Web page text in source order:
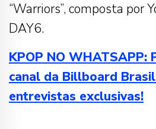
“Warriors”, composta por
DAY6.
KPOP NO WHATSAPP:
canal da Billboard
entrevistas exclusivas!